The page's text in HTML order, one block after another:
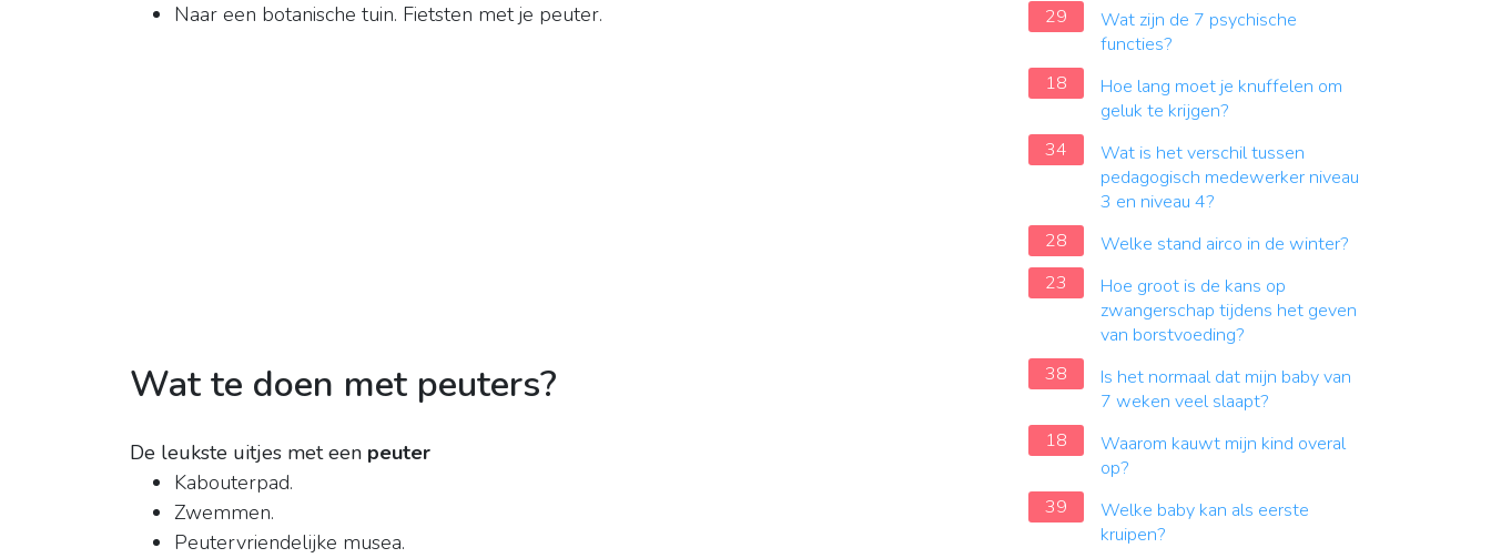
Naar een botanische tuin. Fietsten met je peuter.
Wat te doen met peuters?
De leukste uitjes met een peuter
Kabouterpad.
Zwemmen.
Peutervriendelijke musea.
29
Wat zijn de 7 psychische
functies?
18
Hoe lang moet je knuffelen om
geluk te krijgen?
34
Wat is het verschil tussen
pedagogisch medewerker niveau
3 en niveau 4?
28
Welke stand airco in de winter?
23
Hoe groot is de kans op
zwangerschap tijdens het geven
van borstvoeding?
38
Is het normaal dat mijn baby van
7 weken veel slaapt?
18
Waarom kauwt mijn kind overal
op?
39
Welke baby kan als eerste
kruipen?